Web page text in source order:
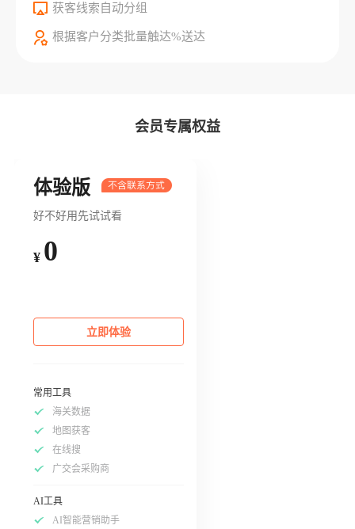
获客线索自动分组
根据客户分类批量触达%送达
会员专属权益
体验版
好不好用先试试看
¥ 0
立即体验
常用工具
海关数据
地图获客
在线搜
广交会采购商
AI工具
AI智能营销助手